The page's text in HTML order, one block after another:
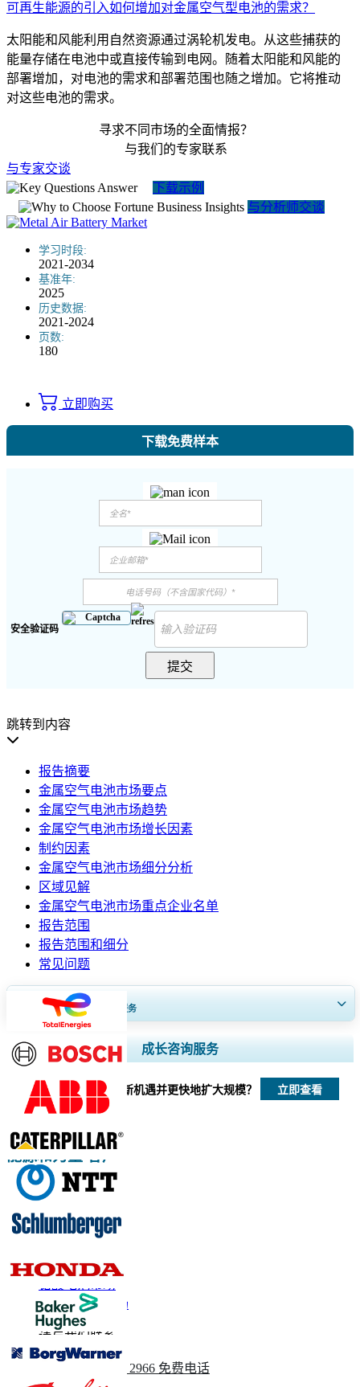
可再生能源的引入如何增加对金属空气型电池的需求？
太阳能和风能利用自然资源通过涡轮机发电。从这些捕获的
能量存储在电池中或直接传输到电网。随着太阳能和风能的
部署增加，对电池的需求和部署范围也随之增加。它将推动
对这些电池的需求。
寻求不同市场的全面情报？
与我们的专家联系
与专家交谈
下载示例
与分析师交谈
学习时段:
2021-2034
基准年:
2025
历史数据:
2021-2024
页数:
180
立即购买
下载免费样本
安全验证码
提交
跳转到内容
报告摘要
金属空气电池市场要点
金属空气电池市场趋势
金属空气电池市场增长因素
制约因素
金属空气电池市场细分分析
区域见解
金属空气电池市场重点企业名单
报告范围
报告范围和细分
常见问题
获得30至60小时免费定制服务
扩大区域和国家覆盖范围， 细分市场分析， 公司简介， 竞争基准分析，
以及最终用户洞察。
立即定制
成长咨询服务
我们如何帮助您发现新机遇并更快地扩大规模？ 立即查看
能源和力量 客户
相关报道
电池储能市场
锂离子电池市场
请与我们联系
+1 833 909 2966 免费电话